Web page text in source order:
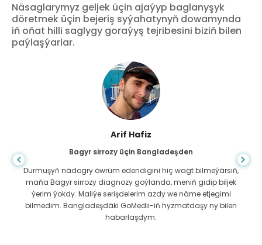
Näsaglarymyz geljek üçin ajaýyp baglanyşyk
döretmek üçin bejeriş syýahatynyň dowamynda
iň oňat hilli saglygy goraýyş tejribesini biziň bilen
paýlaşýarlar.
Arif Hafiz
Bagyr sirrozy üçin Bangladeşden
Durmuşyň nädogry öwrüm edendigini hiç wagt bilmeýärsiň,
maňa Bagyr sirrozy diagnozy goýlanda, meniň gidip biljek
ýerim ýokdy. Maliýe serişdelerim azdy we näme etjegimi
bilmedim. Bangladeşdäki GoMedii-iň hyzmatdaşy ny bilen
habarlaşdym.